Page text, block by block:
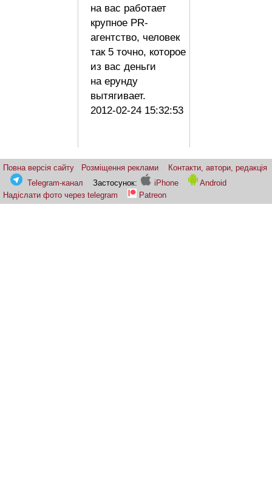
на вас работает
крупное PR-
агентство, человек
так 5 точно, которое
из вас деньги
на ерунду
вытягивает.
2012-02-24 15:32:53
Повна версія сайту Розміщення реклами
Контакти, автори, редакція
Telegram-канал
Застосунок: iPhone
Android
Надіслати фото через telegram
Patreon